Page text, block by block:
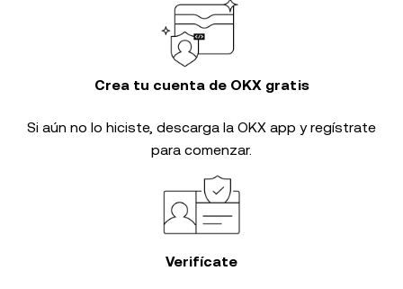
Crea tu cuenta de OKX gratis
Si aún no lo hiciste, descarga la OKX app y regístrate
para comenzar.
Verifícate